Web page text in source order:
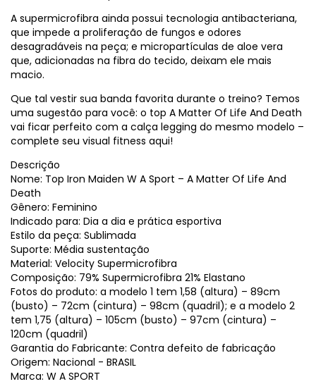
A supermicrofibra ainda possui tecnologia antibacteriana,
que impede a proliferação de fungos e odores
desagradáveis na peça; e micropartículas de aloe vera
que, adicionadas na fibra do tecido, deixam ele mais
macio.
Que tal vestir sua banda favorita durante o treino? Temos
uma sugestão para você: o top A Matter Of Life And Death
vai ficar perfeito com a calça legging do mesmo modelo –
complete seu visual fitness aqui!
Descrição
Nome: Top Iron Maiden W A Sport – A Matter Of Life And
Death
Gênero: Feminino
Indicado para: Dia a dia e prática esportiva
Estilo da peça: Sublimada
Suporte: Média sustentação
Material: Velocity Supermicrofibra
Composição: 79% Supermicrofibra 21% Elastano
Fotos do produto: a modelo 1 tem 1,58 (altura) – 89cm
(busto) – 72cm (cintura) – 98cm (quadril); e a modelo 2
tem 1,75 (altura) – 105cm (busto) – 97cm (cintura) –
120cm (quadril)
Garantia do Fabricante: Contra defeito de fabricação
Origem: Nacional - BRASIL
Marca: W A SPORT